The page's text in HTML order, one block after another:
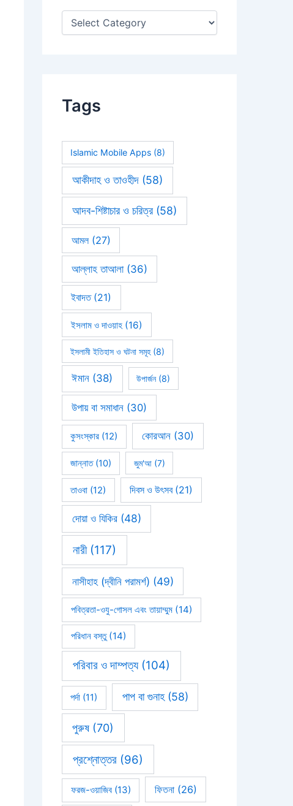
:
Tags
Islamic Mobile Apps(8)
আকীদাহ ও তাওহীদ(58)
আদব-শিষ্টাচার ও চরিত্র(58)
আমল(27)
আল্লাহ তাআলা(36)
ইবাদত(21)
ইসলাম ও দাওয়াহ(16)
ইসলামী ইতিহাস ও ঘটনা সমূহ(8)
ঈমান (38) উপার্জন(8)
উপায় বা সমাধান(30)
কুসংস্কার (12) কোরআন(30)
জান্নাত(10) জুম'আ(7)
তাওবা (12) দিবস ও উৎসব(21)
দোয়া ও যিকির(48)
নারী(117)
নাসীহাহ (দ্বীনি পরামর্শ) (49)
পবিত্রতা-ওযু-গোসল এবং তায়াম্মুম(14)
পরিধান বস্তু(14)
পরিবার ও দাম্পত্য(104)
পর্দা (11) পাপ বা গুনাহ(58)
পুরুষ (70)
প্রশ্নোত্তর(96)
ফরজ-ওয়াজিব(13) ফিতনা(26)